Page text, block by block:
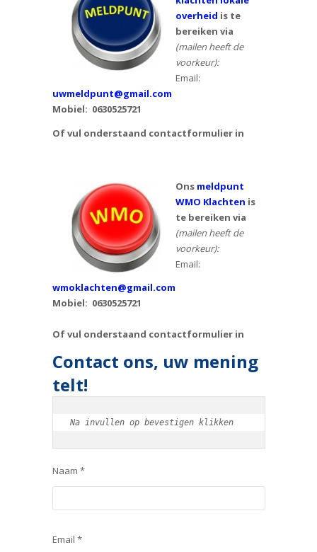
overheid is te
bereiken via
(mailen heeft de
voorkeur):
Email:
uwmeldpunt@gmail.com
Mobiel: 0630525721
Of vul onderstaand contactformulier in
Ons meldpunt
WMO Klachten is
te bereiken via
(mailen heeft de
voorkeur):
Email:
wmoklachten@gmail.com
Mobiel: 0630525721
Of vul onderstaand contactformulier in
Contact ons, uw mening
telt!
Na invullen op bevestigen klikken
Naam *
Email *